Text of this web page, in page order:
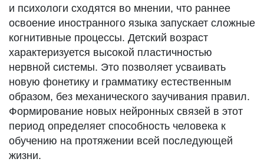
и психологи сходятся во мнении, что раннее
освоение иностранного языка запускает сложные
когнитивные процессы. Детский возраст
характеризуется высокой пластичностью
нервной системы. Это позволяет усваивать
новую фонетику и грамматику естественным
образом, без механического заучивания правил.
Формирование новых нейронных связей в этот
период определяет способность человека к
обучению на протяжении всей последующей
жизни.